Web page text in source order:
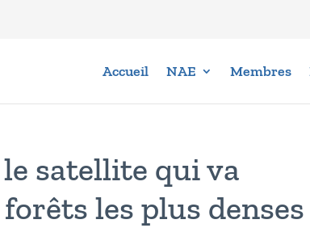
Accueil NAE Membres
satellite qui va
les plus